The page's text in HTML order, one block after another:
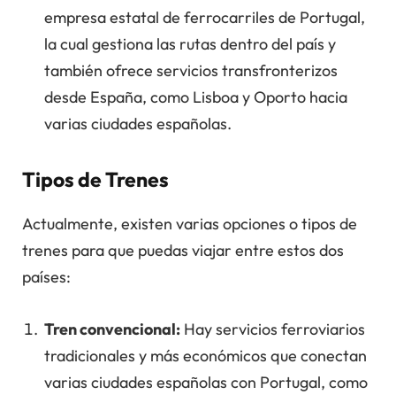
empresa estatal de ferrocarriles de Portugal,
la cual gestiona las rutas dentro del país y
también ofrece servicios transfronterizos
desde España, como Lisboa y Oporto hacia
varias ciudades españolas.
Tipos de Trenes
Actualmente, existen varias opciones o tipos de
trenes para que puedas viajar entre estos dos
países:
Tren convencional: Hay servicios ferroviarios
tradicionales y más económicos que conectan
varias ciudades españolas con Portugal, como